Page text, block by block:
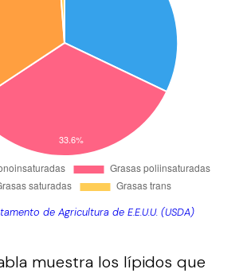
de Agricultura de E.E.U.U. (USDA)
muestra los lípidos que